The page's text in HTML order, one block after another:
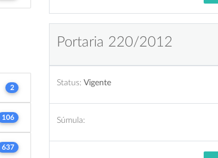
2
106
637
Portaria 220/2012
Status: Vigente
Súmula: